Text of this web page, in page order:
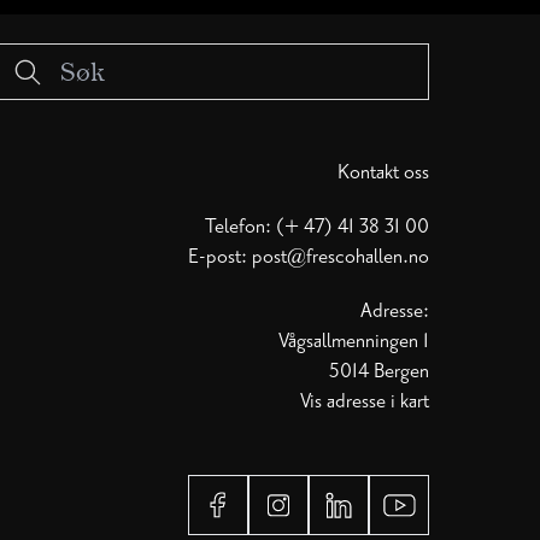
Kontakt oss
Telefon: (+ 47) 41 38 31 00
E-post: post@frescohallen.no
Adresse:
Vågsallmenningen 1
5014 Bergen
Vis adresse i kart